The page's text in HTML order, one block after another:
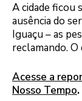
A cidade ficou
ausência do
Iguaçu – as
reclamando.
Acesse a
Nosso Tempo.